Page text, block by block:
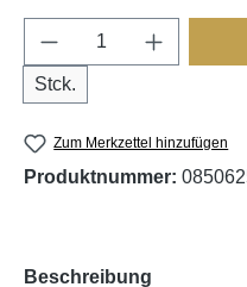
Produkt Anzahl:
Stck.
Zum Merkzettel hinzufügen
Produktnummer:
Beschreibung